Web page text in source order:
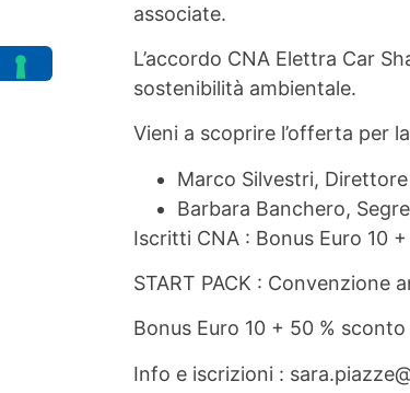
associate.
L’accordo CNA Elettra Car
sostenibilità ambientale.
Vieni a scoprire l’offerta per
Marco Silvestri,
Barbara Banchero,
Iscritti CNA : Bonus Euro 10
START PACK :
Bonus Euro 10 + 50 %
Info e iscrizioni :